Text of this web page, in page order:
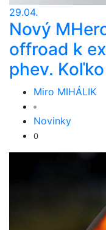
29.04.
Nový
offroad k
phev.
Miro MIHÁLIK
Novinky
0